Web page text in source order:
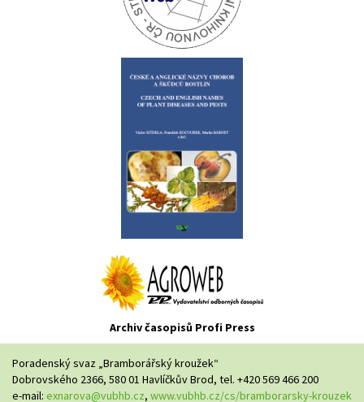
Archiv časopisů Profi Press
Poradenský svaz „Bramborářský kroužek“
Dobrovského 2366, 580 01 Havlíčkův Brod, tel. +420 569 466 200
e-mail: exnarova@vubhb.cz, www.vubhb.cz/cs/bramborarsky-krouzek